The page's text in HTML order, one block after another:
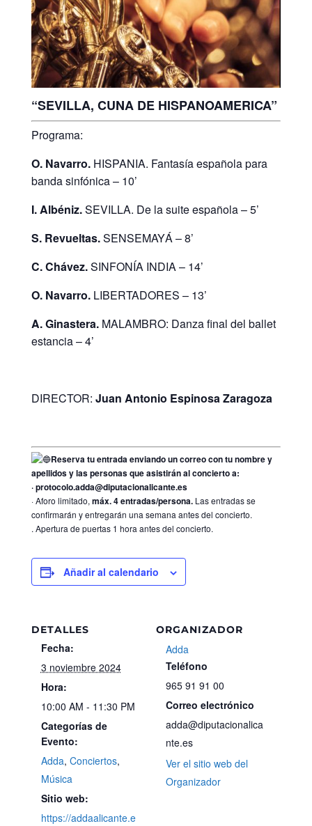
“SEVILLA, CUNA DE HISPANOAMERICA”
Programa:
O. Navarro.HISPANIA. Fantasía española para
banda sinfónica – 10’
I. Albéniz.SEVILLA. De la suite española – 5’
S. Revueltas.SENSEMAYÁ – 8’
C. Chávez.SINFONÍA INDIA – 14’
O. Navarro. LIBERTADORES – 13’
A. Ginastera. MALAMBRO: Danza final del ballet
estancia – 4’
DIRECTOR: Juan Antonio Espinosa Zaragoza
Reserva tu entrada enviando un correo con tu nombre y
apellidos y las personas que asistirán al concierto a:
· protocolo.adda@diputacionalicante.es
· Aforo limitado, máx. 4 entradas/persona.Las entradas se
confirmarán y entregarán una semana antes del concierto.
. Apertura de puertas 1 hora antes del concierto.
Añadir al calendario
DETALLES
Fecha:
3 noviembre 2024
Hora:
10:00 AM - 11:30 PM
Categorías de
Evento:
Adda, Conciertos,
Música
Sitio web:
https://addaalicante.e
ORGANIZADOR
Adda
Teléfono
965 91 91 00
Correo electrónico
adda@diputacionalica
nte.es
Ver el sitio web del
Organizador